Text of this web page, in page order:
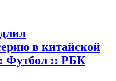
в китайской
Футбол :: РБК